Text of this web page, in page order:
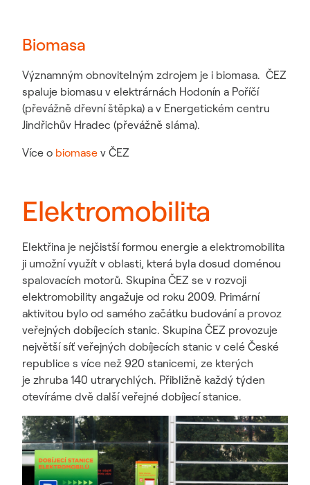
Biomasa
Významným obnovitelným zdrojem je i biomasa. ČEZ
spaluje biomasu v elektrárnách Hodonín a Poříčí
(převážně dřevní štěpka) a v Energetickém centru
Jindřichův Hradec (převážně sláma).
Více o biomase v ČEZ
Elektromobilita
Elektřina je nejčistší formou energie a elektromobilita
ji umožní využít v oblasti, která byla dosud doménou
spalovacích motorů. Skupina ČEZ se v rozvoji
elektromobility angažuje od roku 2009. Primární
aktivitou bylo od samého začátku budování a provoz
veřejných dobíjecích stanic. Skupina ČEZ provozuje
největší síť veřejných dobíjecích stanic v celé České
republice s více než 920 stanicemi, ze kterých
je zhruba 140 utrarychlých. Přibližně každý týden
otevíráme dvě další veřejné dobíjecí stanice.